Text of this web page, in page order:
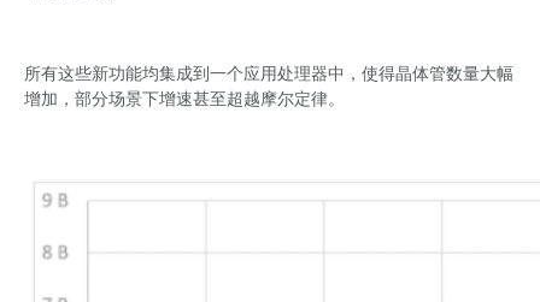
所有这些新功能均集成到一个应用处理器中，使得晶体管数量大幅
增加，部分场景下增速甚至超越摩尔定律。